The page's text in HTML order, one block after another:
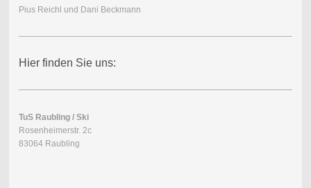
Pius Reichl und Dani Beckmann
Hier finden Sie uns:
TuS Raubling / Ski
Rosenheimerstr. 2c
83064 Raubling